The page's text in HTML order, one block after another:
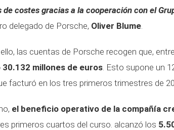
de costes gracias a la cooperación con el
delegado de Porsche, Oliver Blume.
las cuentas de Porsche recogen que,
30.132 millones de euros. Esto supone un
facturó en los tres primeros trimestres de
el beneficio operativo de la compañía
primeros cuartos del curso. alcanzó los